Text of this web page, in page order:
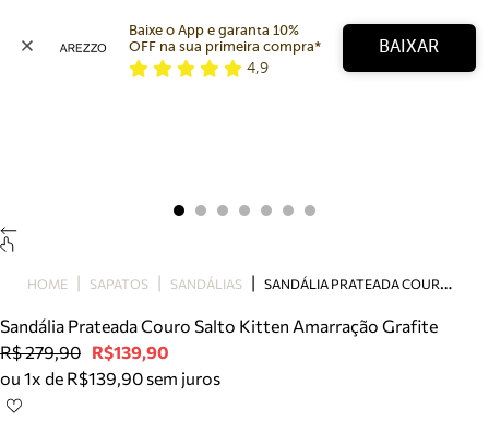
Bolsa
Tamanco
Tênis
Mule
Baixe o App e garanta 10%
OFF na sua primeira compra*
4,9
BAIXAR
HOME SAPATOS SANDÁLIAS S
ANDÁLIA PRATEADA COURO SALTO KITTEN AMARRAÇÃO GRAFITE
Sandália Prateada Couro Salto Kitten Amarração Grafite
R$ 279,90 R$139,90
ou 1x de R$139,90 sem juros